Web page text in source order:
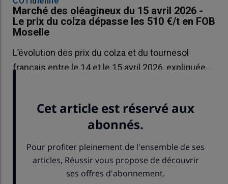
Marché des oléagineux du 15 avril 2026 -
Le prix du colza dépasse les 510 €/t en FOB
Moselle
L’évolution des prix du colza et du tournesol
français entre le 14 et le 15 avril 2026, expliquée